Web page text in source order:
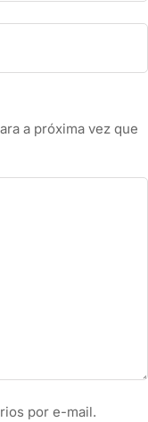
a próxima vez que
por e-mail.